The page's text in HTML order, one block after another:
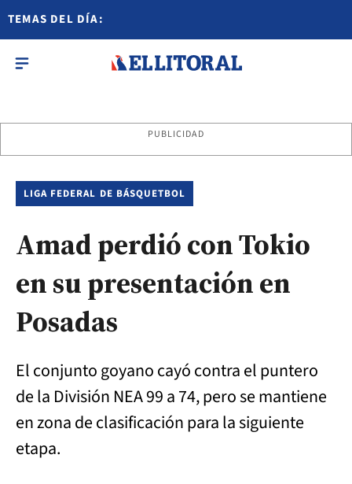
TEMAS DEL DÍA:
PUBLICIDAD
LIGA FEDERAL DE BÁSQUETBOL
Amad perdió con Tokio
en su presentación en
Posadas
El conjunto goyano cayó contra el puntero
de la División NEA 99 a 74, pero se mantiene
en zona de clasificación para la siguiente
etapa.